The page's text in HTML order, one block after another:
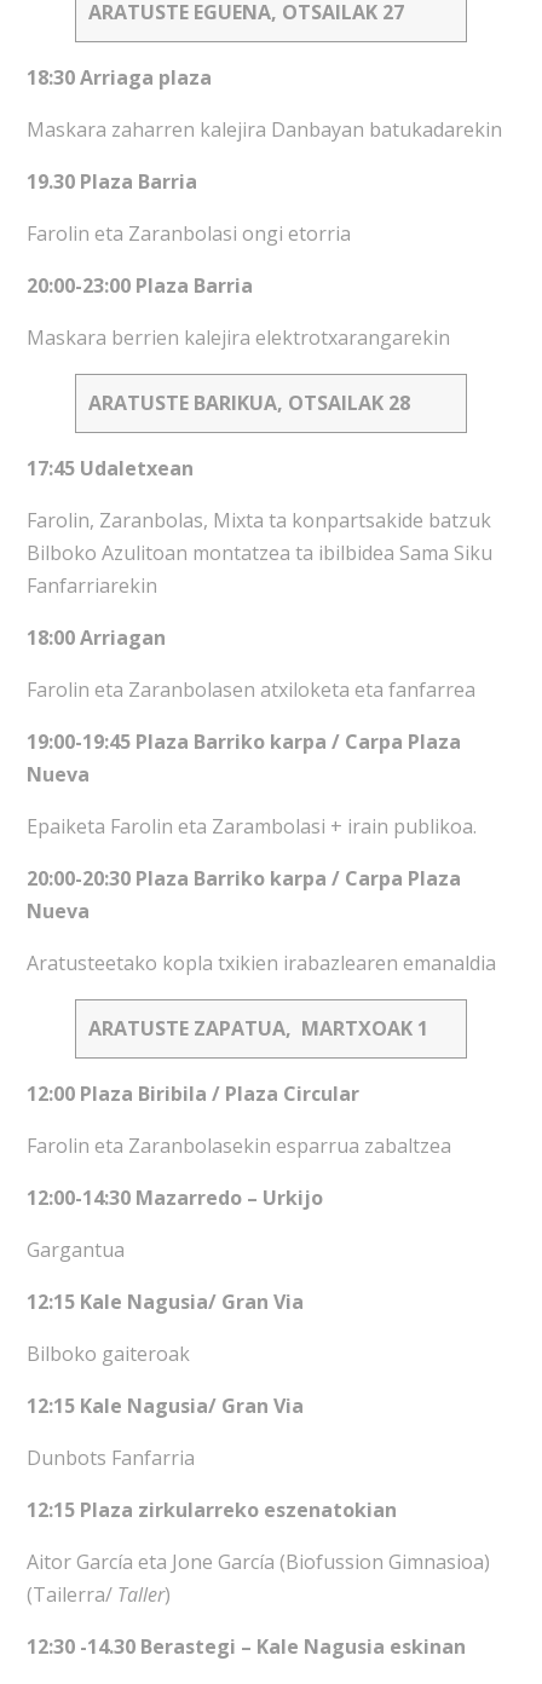
ARATUSTE EGUENA, OTSAILAK 27
18:30 Arriaga plaza
Maskara zaharren kalejira Danbayan batukadarekin
19.30 Plaza Barria
Farolin eta Zaranbolasi ongi etorria
20:00-23:00 Plaza Barria
Maskara berrien kalejira elektrotxarangarekin
ARATUSTE BARIKUA, OTSAILAK 28
17:45 Udaletxean
Farolin, Zaranbolas, Mixta ta konpartsakide batzuk
Bilboko Azulitoan montatzea ta ibilbidea Sama Siku
Fanfarriarekin
18:00 Arriagan
Farolin eta Zaranbolasen atxiloketa eta fanfarrea
19:00-19:45 Plaza Barriko karpa / Carpa Plaza
Nueva
Epaiketa Farolin eta Zarambolasi + irain publikoa.
20:00-20:30 Plaza Barriko karpa / Carpa Plaza
Nueva
Aratusteetako kopla txikien irabazlearen emanaldia
ARATUSTE ZAPATUA, MARTXOAK 1
12:00 Plaza Biribila / Plaza Circular
Farolin eta Zaranbolasekin esparrua zabaltzea
12:00-14:30 Mazarredo – Urkijo
Gargantua
12:15 Kale Nagusia/ Gran Via
Bilboko gaiteroak
12:15 Kale Nagusia/ Gran Via
Dunbots Fanfarria
12:15 Plaza zirkularreko eszenatokian
Aitor García eta Jone García (Biofussion Gimnasioa)
(Tailerra/ Taller)
12:30 -14.30 Berastegi – Kale Nagusia eskinan